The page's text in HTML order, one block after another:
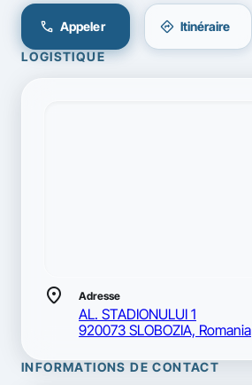
call Appeler directions Itinéraire
LOGISTIQUE
location_on Adresse
AL. STADIONULUI 1
920073 SLOBOZIA, Romania
INFORMATIONS DE CONTACT